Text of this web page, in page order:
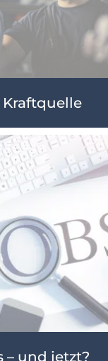
– und jetzt?